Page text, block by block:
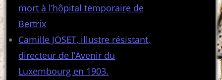
mort à l’hôpital temporaire de
Bertrix
Camille JOSET, illustre résistant,
directeur de l’Avenir du
Luxembourg en 1903.